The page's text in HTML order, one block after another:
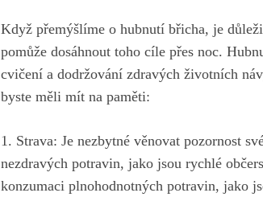
Když přemýšlíme o hubnutí břicha, je
pomůže dosáhnout toho cíle přes noc.
cvičení a dodržování zdravých životních
byste měli mít na paměti:
1. Strava: Je nezbytné věnovat pozornost
nezdravých potravin, jako jsou rychlé
konzumaci plnohodnotných potravin, jako